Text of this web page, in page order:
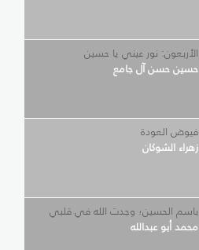
الأربعون: نور عيني يا حسين
حسين حسن آل جامع
فيوض العودة
زهراء الشوكان
باسم الحسين؛ وجدت الله في قلبي
محمد أبو عبدالله